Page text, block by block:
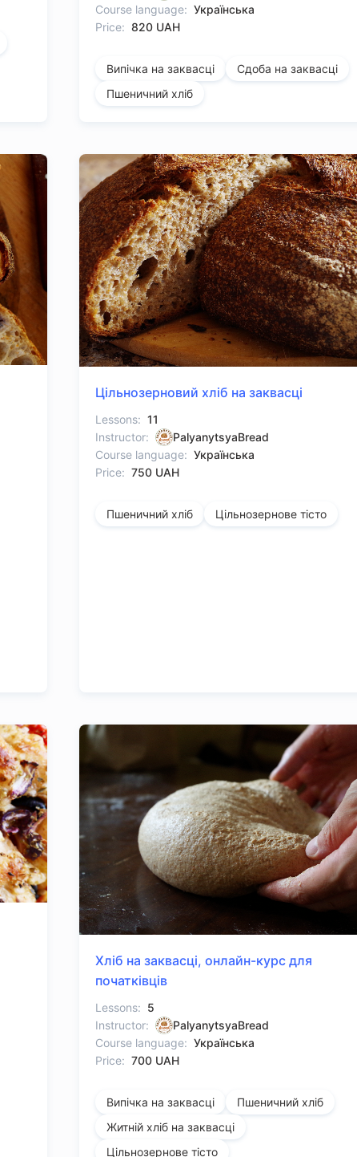
Course language: Українська
Price: 820 UAH
Випічка на заквасці
Сдоба на заквасці
Пшеничний хліб
Цільнозерновий хліб на заквасці
Lessons: 11
Instructor:
PalyanytsyaBread
Course language: Українська
Price: 750 UAH
Пшеничний хліб Цільнозернове тісто
Хліб на заквасці, онлайн-курс для
початківців
Lessons: 5
Instructor:
PalyanytsyaBread
Course language: Українська
Price: 700 UAH
Випічка на заквасці
Пшеничний хліб
Житній хліб на заквасці
Цільнозернове тісто